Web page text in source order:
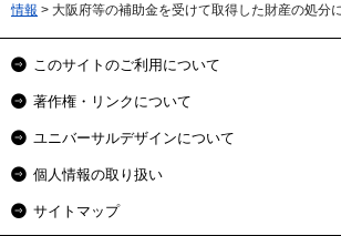
情報 > 大阪府等の補助金を受けて取得した財産の処分
このサイトのご利用について
著作権・リンクについて
ユニバーサルデザインについて
個人情報の取り扱い
サイトマップ